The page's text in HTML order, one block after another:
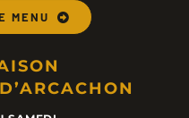
MENU